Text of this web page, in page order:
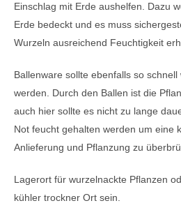
Einschlag mit Erde aushelfen. Dazu
Erde bedeckt und es muss
Wurzeln ausreichend Feuchtigkeit
Ballenware sollte ebenfalls so
werden. Durch den Ballen ist die
auch hier sollte es nicht zu lange
Not feucht gehalten werden um eine
Anlieferung und Pflanzung zu
Lagerort für wurzelnackte Pflanzen
kühler trockner Ort sein.